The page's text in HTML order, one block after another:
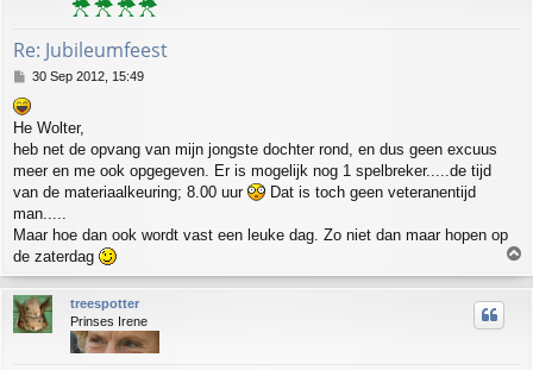
Re: Jubileumfeest
P
s
t
30 Sep 2012, 15:49
He Wolter,
heb net de opvang van mijn jongste dochter rond, en dus geen excuus
meer en me ook opgegeven. Er is mogelijk nog 1 spelbreker.....de tijd
van de materiaalkeuring; 8.00 uur
Dat is toch geen veteranentijd
man.....
Maar hoe dan ook wordt vast een leuke dag. Zo niet dan maar hopen op
de zaterdag
p
treespotter
Prinses Irene